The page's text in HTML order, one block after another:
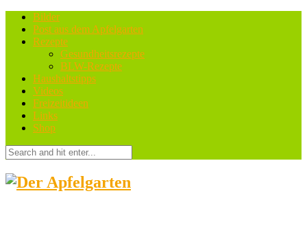
Bilder
Post aus dem Apfelgarten
Rezepte
Gesundheitsrezepte
BLW-Rezepte
Haushaltstipps
Videos
Freizeitideen
Links
Shop